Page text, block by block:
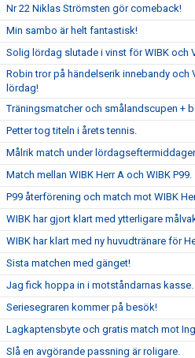
Nr 22 Niklas Strömsten gör comeback!
Min sambo är helt fantastisk!
Solig lördag slutade i vinst för WIBK och
Robin tror på händelserik innebandy och
lördag!
Träningsmatcher och smålandscupen +
Petter tog titeln i årets tennis.
Målrik match under
Match mellan WIBK Herr A och WIBK P99.
P99 återförening och match mot WIBK
WIBK har gjort klart med ytterligare
WIBK har klart med ny huvudtränare för
Sista matchen med gänget!
Jag fick hoppa in i motståndarnas kasse.
Seriesegraren kommer på besök!
Lagkaptensbyte och gratis match mot
Slå en avgörande passning är roligare.